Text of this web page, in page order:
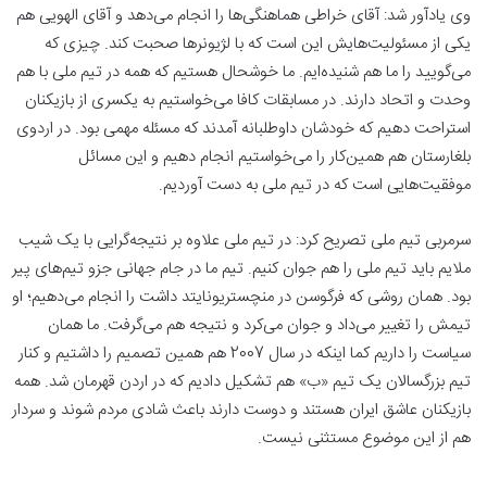
وی یادآور شد: آقای خراطی هماهنگی‌ها را انجام می‌دهد و آقای الهویی هم
یکی از مسئولیت‌هایش این است که با لژیونرها صحبت کند. چیزی که
می‌گویید را ما هم شنیده‌ایم. ما خوشحال هستیم که همه در تیم ملی با هم
وحدت و اتحاد دارند. در مسابقات کافا می‌خواستیم به یکسری از بازیکنان
استراحت دهیم که خودشان داوطلبانه آمدند که مسئله مهمی بود. در اردوی
بلغارستان هم همین‌کار را می‌خواستیم انجام دهیم و این مسائل
موفقیت‌هایی است که در تیم ملی به دست آوردیم.
سرمربی تیم ملی تصریح کرد: در تیم ملی علاوه بر نتیجه‌گرایی با یک شیب
ملایم باید تیم ملی را هم جوان کنیم. تیم ما در جام جهانی جزو تیم‌های پیر
بود. همان روشی که فرگوسن در منچستریونایتد داشت را انجام می‌دهیم؛ او
تیمش را تغییر می‌داد و جوان می‌کرد و نتیجه هم می‌گرفت. ما همان
سیاست را داریم کما اینکه در سال 2007 هم همین‌ تصمیم را داشتیم و کنار
تیم بزرگسالان یک تیم «ب» هم تشکیل دادیم که در اردن قهرمان شد. همه
بازیکنان عاشق ایران هستند و دوست دارند باعث شادی مردم شوند و سردار
هم از این موضوع مستثنی نیست.